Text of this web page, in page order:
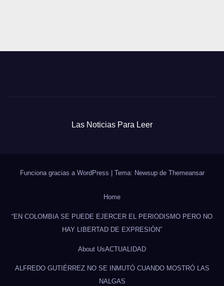
Las Noticias Para Leer
Funciona gracias a WordPress | Tema: Newsup de Themeansar
Home
“EN COLOMBIA SE PUEDE EJERCER EL PERIODISMO PERO NO
HAY LIBERTAD DE EXPRESIÓN”
About UsACTUALIDAD
ALFREDO GUTIÉRREZ NO SE INMUTÓ CUANDO MOSTRÓ LAS
NALGAS